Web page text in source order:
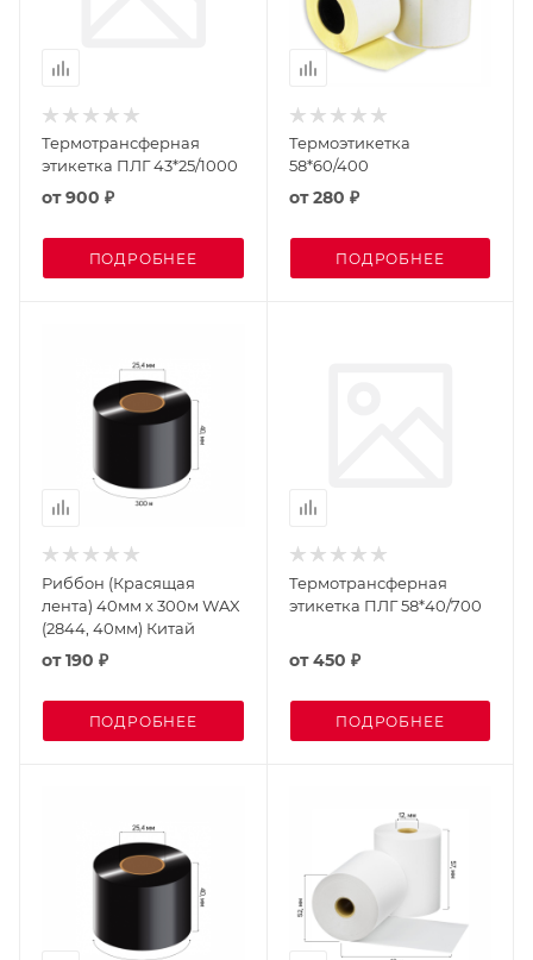
Термотрансферная
этикетка ПЛГ 43*25/1000
от900 ₽
ПОДРОБНЕЕ
Термоэтикетка
58*60/400
от280 ₽
ПОДРОБНЕЕ
Риббон (Красящая
лента) 40мм х 300м WAX
(2844, 40мм) Китай
от190 ₽
ПОДРОБНЕЕ
Термотрансферная
этикетка ПЛГ 58*40/700
от450 ₽
ПОДРОБНЕЕ